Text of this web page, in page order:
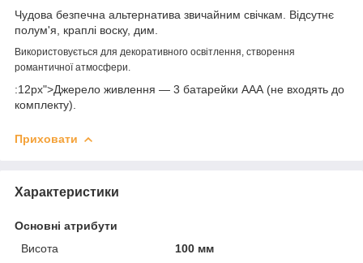
Чудова безпечна альтернатива звичайним свічкам. Відсутнє
полум'я, краплі воску, дим.
Використовується для декоративного освітлення, створення
романтичної атмосфери.
:12px">Джерело живлення ― 3 батарейки ААА (не входять до
комплекту).
Приховати
Характеристики
Основні атрибути
Висота
100 мм